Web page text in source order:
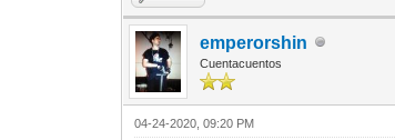
emperorshin
Cuentacuentos
04-24-2020, 09:20 PM